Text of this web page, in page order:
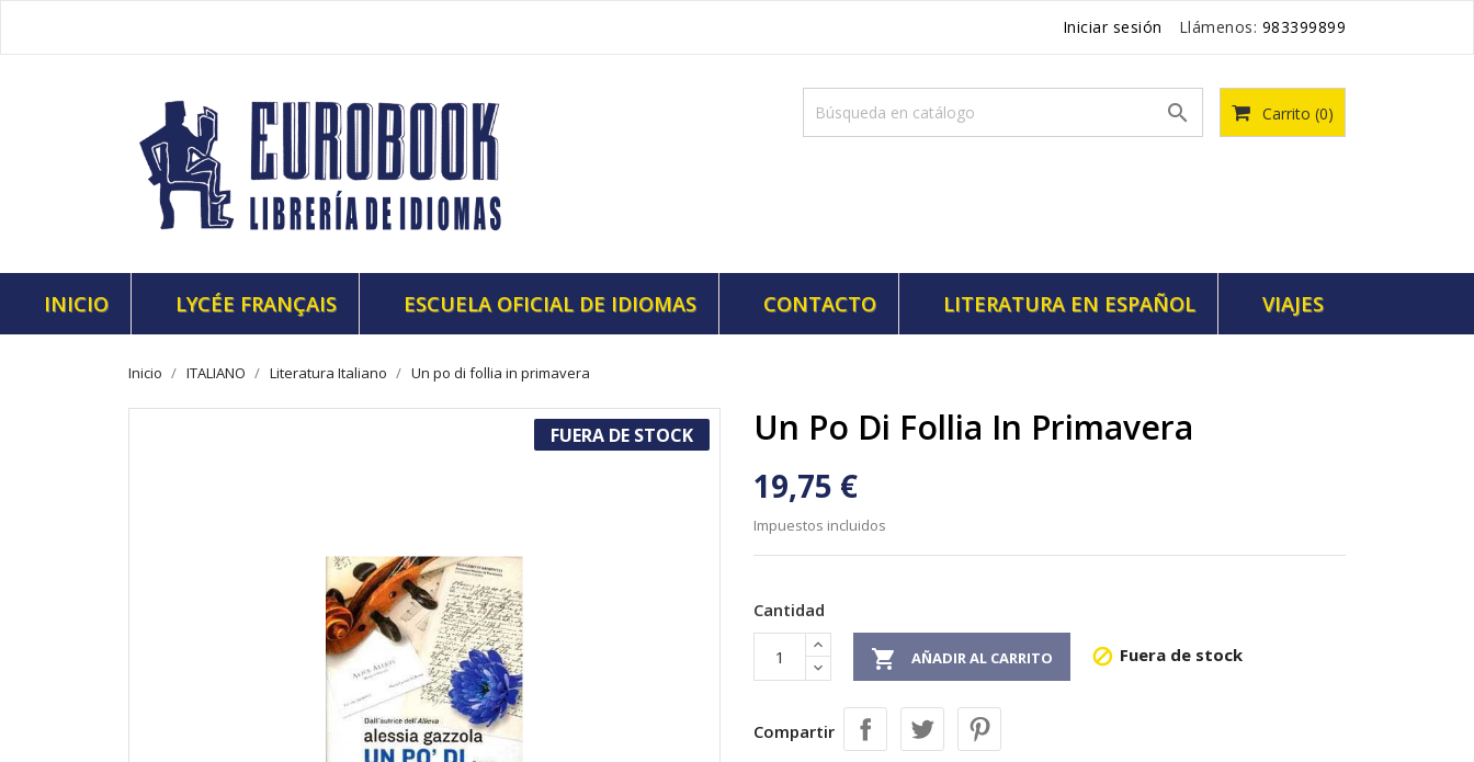
Iniciar sesión Llámenos: 983399899
Carrito (0)

INICIO LYCÉE FRANÇAIS ESCUELA OFICIAL DE IDIOMAS CONTACTO LITERATURA EN ESPAÑOL VIAJES
Inicio ITALIANO Literatura Italiano Un po di follia in primavera
FUERA DE STOCK Un Po Di Follia In Primavera
19,75 €
Impuestos incluidos
Cantidad
 AÑADIR AL CARRITO  Fuera de stock
Compartir